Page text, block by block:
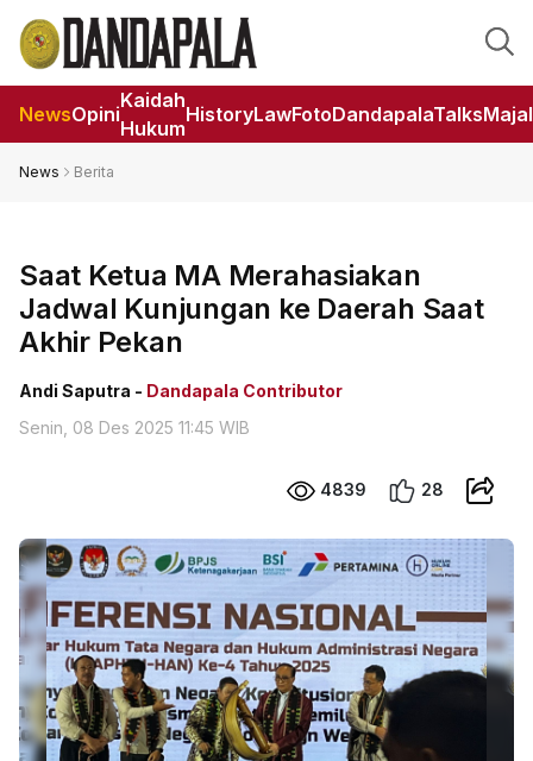
NewsOpini
Kaidah
Hukum
HistoryLawFotoDandapalaTalks
News Berita
Saat Ketua MA Merahasiakan
Jadwal Kunjungan ke Daerah Saat
Akhir Pekan
Andi Saputra - Dandapala Contributor
Senin, 08 Des 2025 11:45 WIB
4839 28